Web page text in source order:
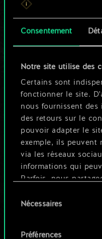
Consentement
Notre site utilise des
Certains sont
fonctionner le site.
nous fournissent des
des retours sur le
pouvoir adapter le
exemple, ils peuvent
via les réseaux
informations qui
Parfois, nous
ces cookies
duNécessaires
Préférences
n'est
Mais
Nommer ce
Parcourir les